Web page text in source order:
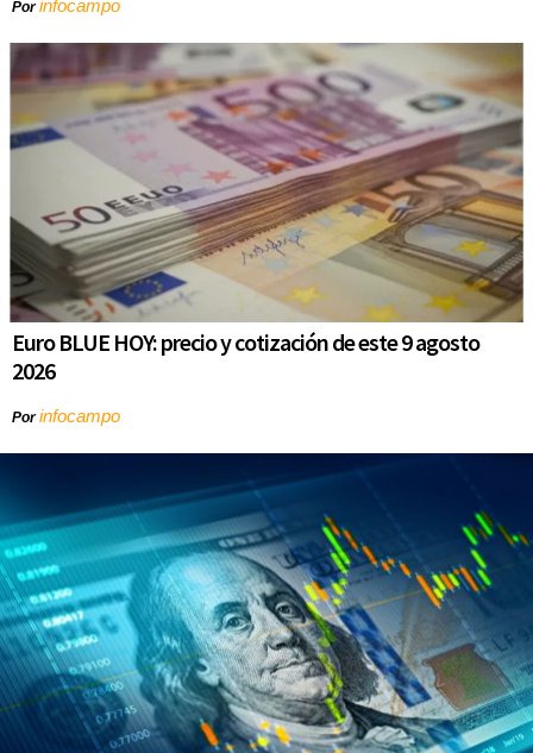
Porinfocampo
Euro BLUE HOY: precio y cotización de este 9 agosto
2026
Porinfocampo